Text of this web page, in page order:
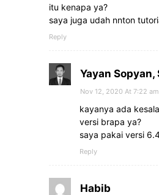
itu kenapa ya?
saya juga udah nnton
Reply
Yayan Sopyan,
Nov 12, 2020 At 7:22 am
kayanya ada
versi brapa ya?
saya pakai versi
Reply
Habib